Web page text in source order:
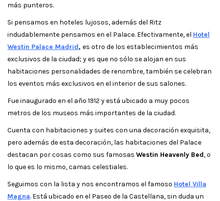
más punteros.
Si pensamos en hoteles lujosos, además del Ritz
indudablemente pensamos en el Palace. Efectivamente, el Hotel
Westin Palace Madrid, es otro de los establecimientos más
exclusivos de la ciudad; y es que no sólo se alojan en sus
habitaciones personalidades de renombre, también se celebran
los eventos más exclusivos en el interior de sus salones.
Fue inaugurado en el año 1912 y está ubicado a muy pocos
metros de los museos más importantes de la ciudad.
Cuenta con habitaciones y suites con una decoración exquisita,
pero además de esta decoración, las habitaciones del Palace
destacan por cosas como sus famosas Westin Heavenly Bed, o
lo que es lo mismo, camas celestiales.
Seguimos con la lista y nos encontramos el famoso Hotel Villa
Magna. Está ubicado en el Paseo de la Castellana, sin duda un